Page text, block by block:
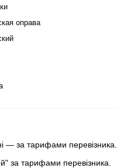
оправа
— за тарифами перевізника.
за тарифами перевізника.